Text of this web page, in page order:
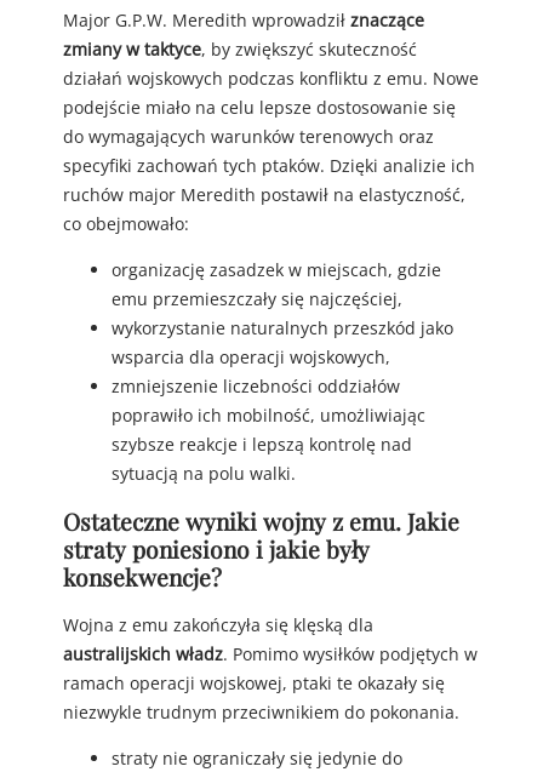
Major G.P.W. Meredith wprowadził znaczące
zmiany w taktyce, by zwiększyć skuteczność
działań wojskowych podczas konfliktu z emu. Nowe
podejście miało na celu lepsze dostosowanie się
do wymagających warunków terenowych oraz
specyfiki zachowań tych ptaków. Dzięki analizie ich
ruchów major Meredith postawił na elastyczność,
co obejmowało:
organizację zasadzek w miejscach, gdzie
emu przemieszczały się najczęściej,
wykorzystanie naturalnych przeszkód jako
wsparcia dla operacji wojskowych,
zmniejszenie liczebności oddziałów
poprawiło ich mobilność, umożliwiając
szybsze reakcje i lepszą kontrolę nad
sytuacją na polu walki.
Ostateczne wyniki wojny z emu. Jakie
straty poniesiono i jakie były
konsekwencje?
Wojna z emu zakończyła się klęską dla
australijskich władz. Pomimo wysiłków podjętych w
ramach operacji wojskowej, ptaki te okazały się
niezwykle trudnym przeciwnikiem do pokonania.
straty nie ograniczały się jedynie do